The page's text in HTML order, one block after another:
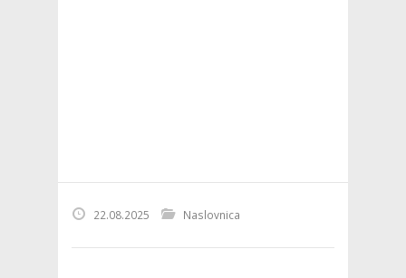
22.08.2025 Naslovnica